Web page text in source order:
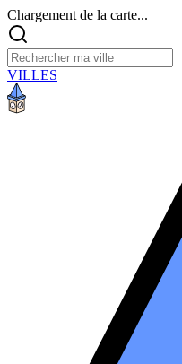
Chargement de la carte...
VILLES